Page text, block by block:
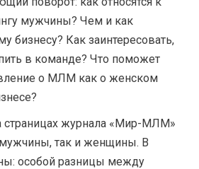
мужчины? Чем и как
бизнесу? Как заинтересовать,
в команде? Что поможет
о МЛМ как о женском
страницах журнала «Мир-МЛМ»
так и женщины. В
особой разницы между